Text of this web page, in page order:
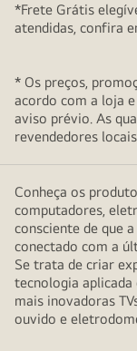
*Frete Grátis
atendidas, confira
* Os preços,
acordo com a loja
aviso prévio. As
revendedores
Conheça os
computadores,
consciente de que
conectado com a
Se trata de criar
tecnologia aplicada
mais inovadoras
ouvido e